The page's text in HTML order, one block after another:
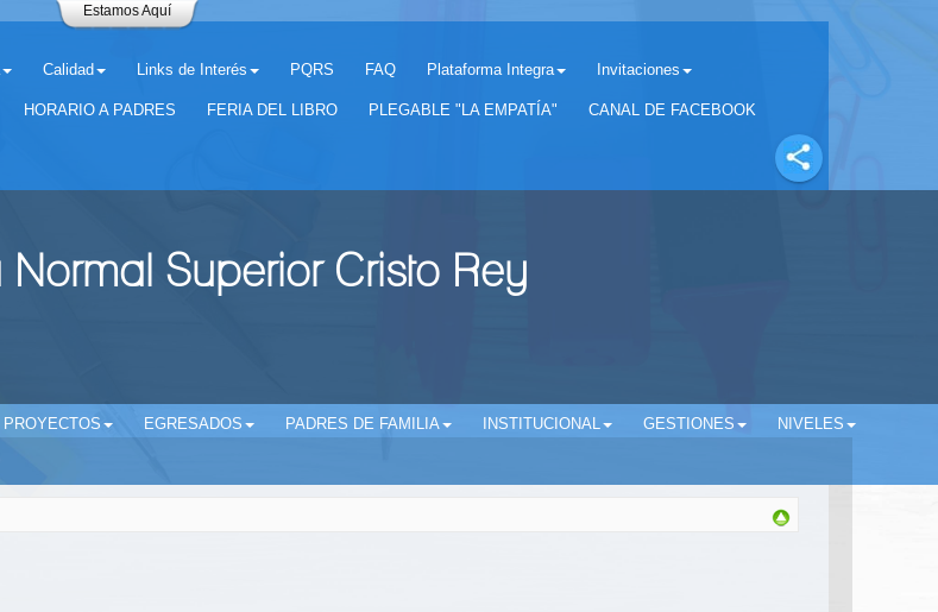
Estamos Aquí
Calidad Links de Interés PQRS FAQ Plataforma Integra Invitaciones
HORARIO A PADRES FERIA DEL LIBRO PLEGABLE "LA EMPATÍA" CANAL DE FACEBOOK
Normal Superior Cristo Rey
PROYECTOS EGRESADOS PADRES DE FAMILIA INSTITUCIONAL GESTIONES NIVELES